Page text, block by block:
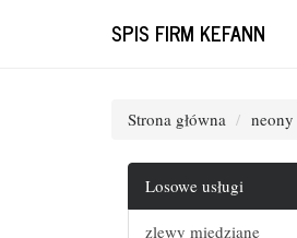
SPIS FIRM KEFANN
Strona główna
Losowe usługi
zlewy miedziane